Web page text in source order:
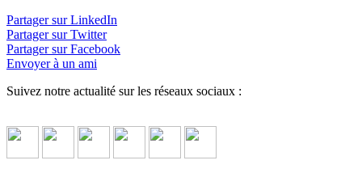
Partager sur LinkedIn
Partager sur Twitter
Partager sur Facebook
Envoyer à un ami
Suivez notre actualité sur les réseaux sociaux :